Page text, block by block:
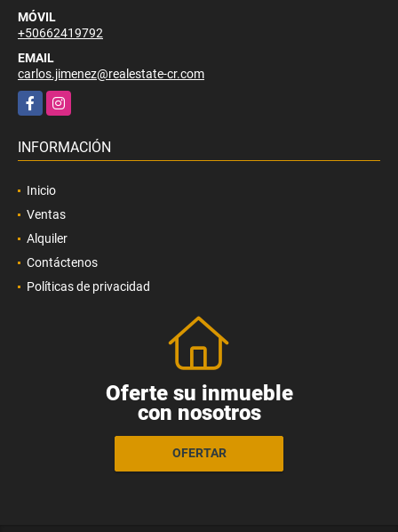
MÓVIL
+50662419792
EMAIL
carlos.jimenez@realestate-cr.com
FacebookInstagram
INFORMACIÓN
Inicio
Ventas
Alquiler
Contáctenos
Políticas de privacidad
Oferte su inmueble
con nosotros
OFERTAR